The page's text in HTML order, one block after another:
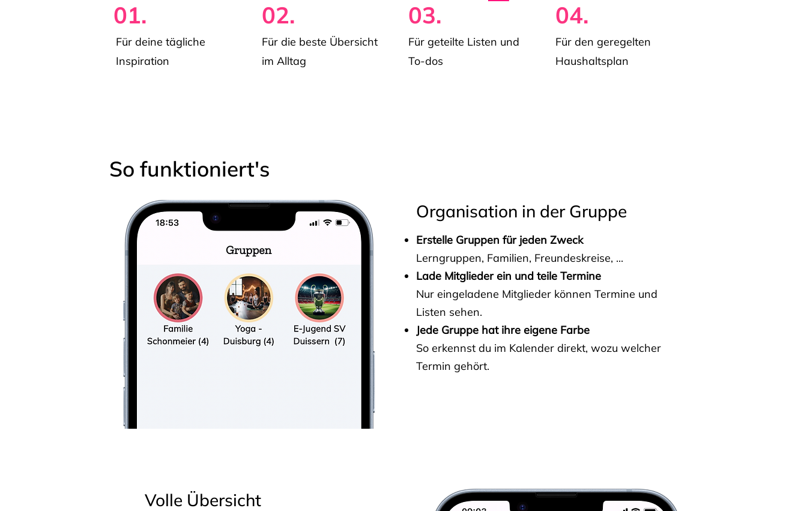
01.
Für deine tägliche
Inspiration
02.
Für die beste Übersicht
im Alltag
03.
Für geteilte Listen und
To-dos
04.
Für den geregelten
Haushaltsplan
So funktioniert's
Organisation in der Gruppe
Erstelle Gruppen für jeden Zweck
Lerngruppen, Familien, Freundeskreise, ...
Lade Mitglieder ein und teile Termine
Nur eingeladene Mitglieder können Termine und
Listen sehen.
Jede Gruppe hat ihre eigene Farbe
So erkennst du im Kalender direkt, wozu welcher
Termin gehört.
Volle Übersicht